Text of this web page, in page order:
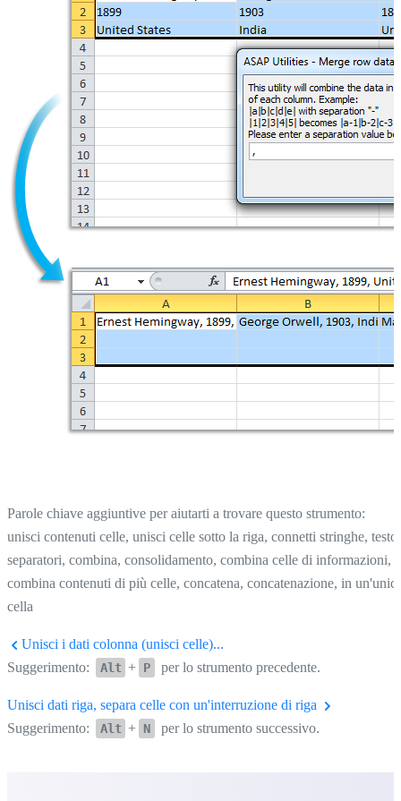
Parole chiave aggiuntive per aiutarti a trovare questo strumento:
unisci contenuti celle, unisci celle sotto la riga, connetti stringhe, testo,
separatori, combina, consolidamento, combina celle di informazioni,
combina contenuti di più celle, concatena, concatenazione, in
cella
Unisci i dati colonna (unisci celle)...
Suggerimento:
Alt + P per lo strumento precedente.
Unisci dati riga, separa celle con un'interruzione di riga
Suggerimento:
Alt + N per lo strumento successivo.